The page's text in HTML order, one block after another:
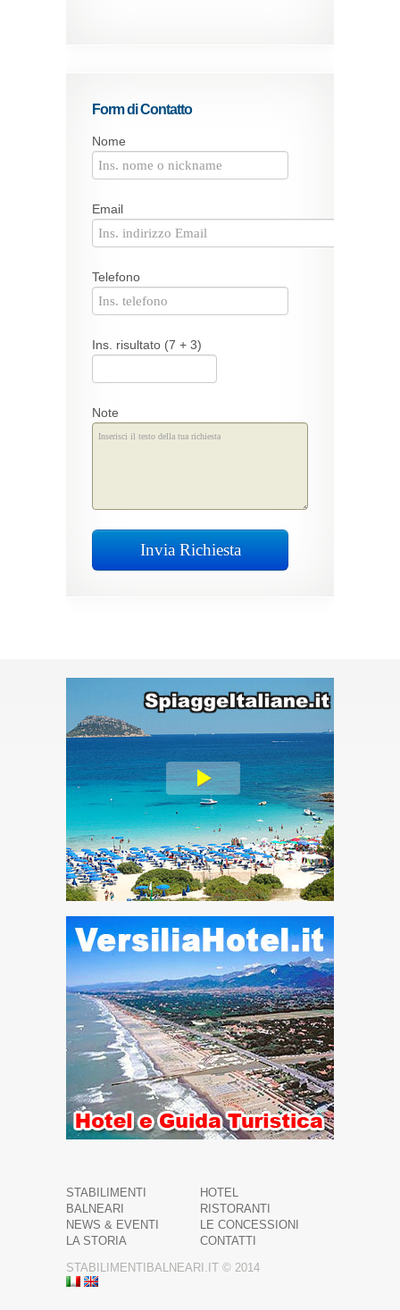
Form di Contatto
Nome
Email
Telefono
Ins. risultato (7 + 3)
Note
Invia Richiesta
STABILIMENTI
BALNEARI
HOTEL
RISTORANTI
NEWS & EVENTI
LE CONCESSIONI
LA STORIA
CONTATTI
STABILIMENTIBALNEARI.IT © 2014